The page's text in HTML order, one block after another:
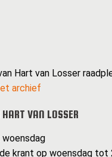
Hart van Losser
archief
VAN LOSSER
woensdag
krant op woensdag tot